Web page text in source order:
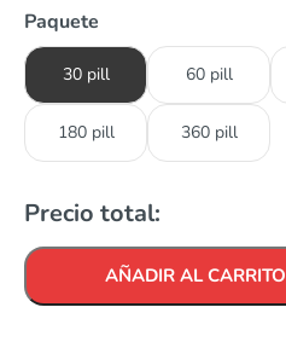
Paquete
30 pill 60 pill
180 pill 360 pill
Precio total:
AÑADIR AL CARRITO